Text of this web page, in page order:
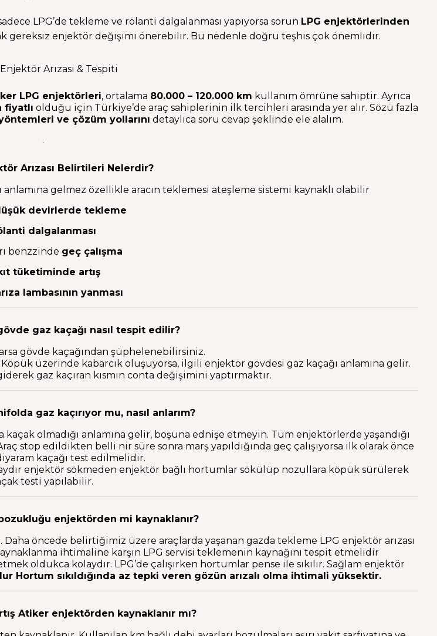
LPG’de tekleme ve rölanti dalgalanması yapıyorsa sorun LPG enjektörlerinden
gereksiz enjektör değişimi önerebilir. Bu nedenle doğru teşhis çok önemlidir.
Arızası & Tespiti
LPG enjektörleri, ortalama 80.000 – 120.000 km kullanım ömrüne sahiptir. Ayrıca
fiyatlı olduğu için Türkiye’de araç sahiplerinin ilk tercihleri arasında yer alır. Sözü fazla
ve çözüm yollarını detaylıca soru cevap şeklinde ele alalım.
.
Arızası Belirtileri Nelerdir?
gelmez özellikle aracın teklemesi ateşleme sistemi kaynaklı olabilir
devirlerde tekleme
dalgalanması
benzzinde geç çalışma
tüketiminde artış
lambasının yanması
gaz kaçağı nasıl tespit edilir?
gövde kaçağından şüphelenebilirsiniz.
üzerinde kabarcık oluşuyorsa, ilgili enjektör gövdesi gaz kaçağı anlamına gelir.
gaz kaçıran kısmın conta değişimini yaptırmaktır.
gaz kaçırıyor mu, nasıl anlarım?
olmadığı anlamına gelir, boşuna ednişe etmeyin. Tüm enjektörlerde yaşandığı
stop edildikten belli nir süre sonra marş yapıldığında geç çalışıyorsa ilk olarak önce
kaçağı test edilmelidir.
enjektör sökmeden enjektör bağlı hortumlar sökülüp nozullara köpük sürülerek
testi yapılabilir.
enjektörden mi kaynaklanır?
öncede belirtiğimiz üzere araçlarda yaşanan gazda tekleme LPG enjektör arızası
ihtimaline karşın LPG servisi teklemenin kaynağını tespit etmelidir
oldukca kolaydır. LPG’de çalışırken hortumlar pense ile sıkılır. Sağlam enjektör
Hortum sıkıldığında az tepki veren gözün arızalı olma ihtimali yüksektir.
Atiker enjektörden kaynaklanır mı?